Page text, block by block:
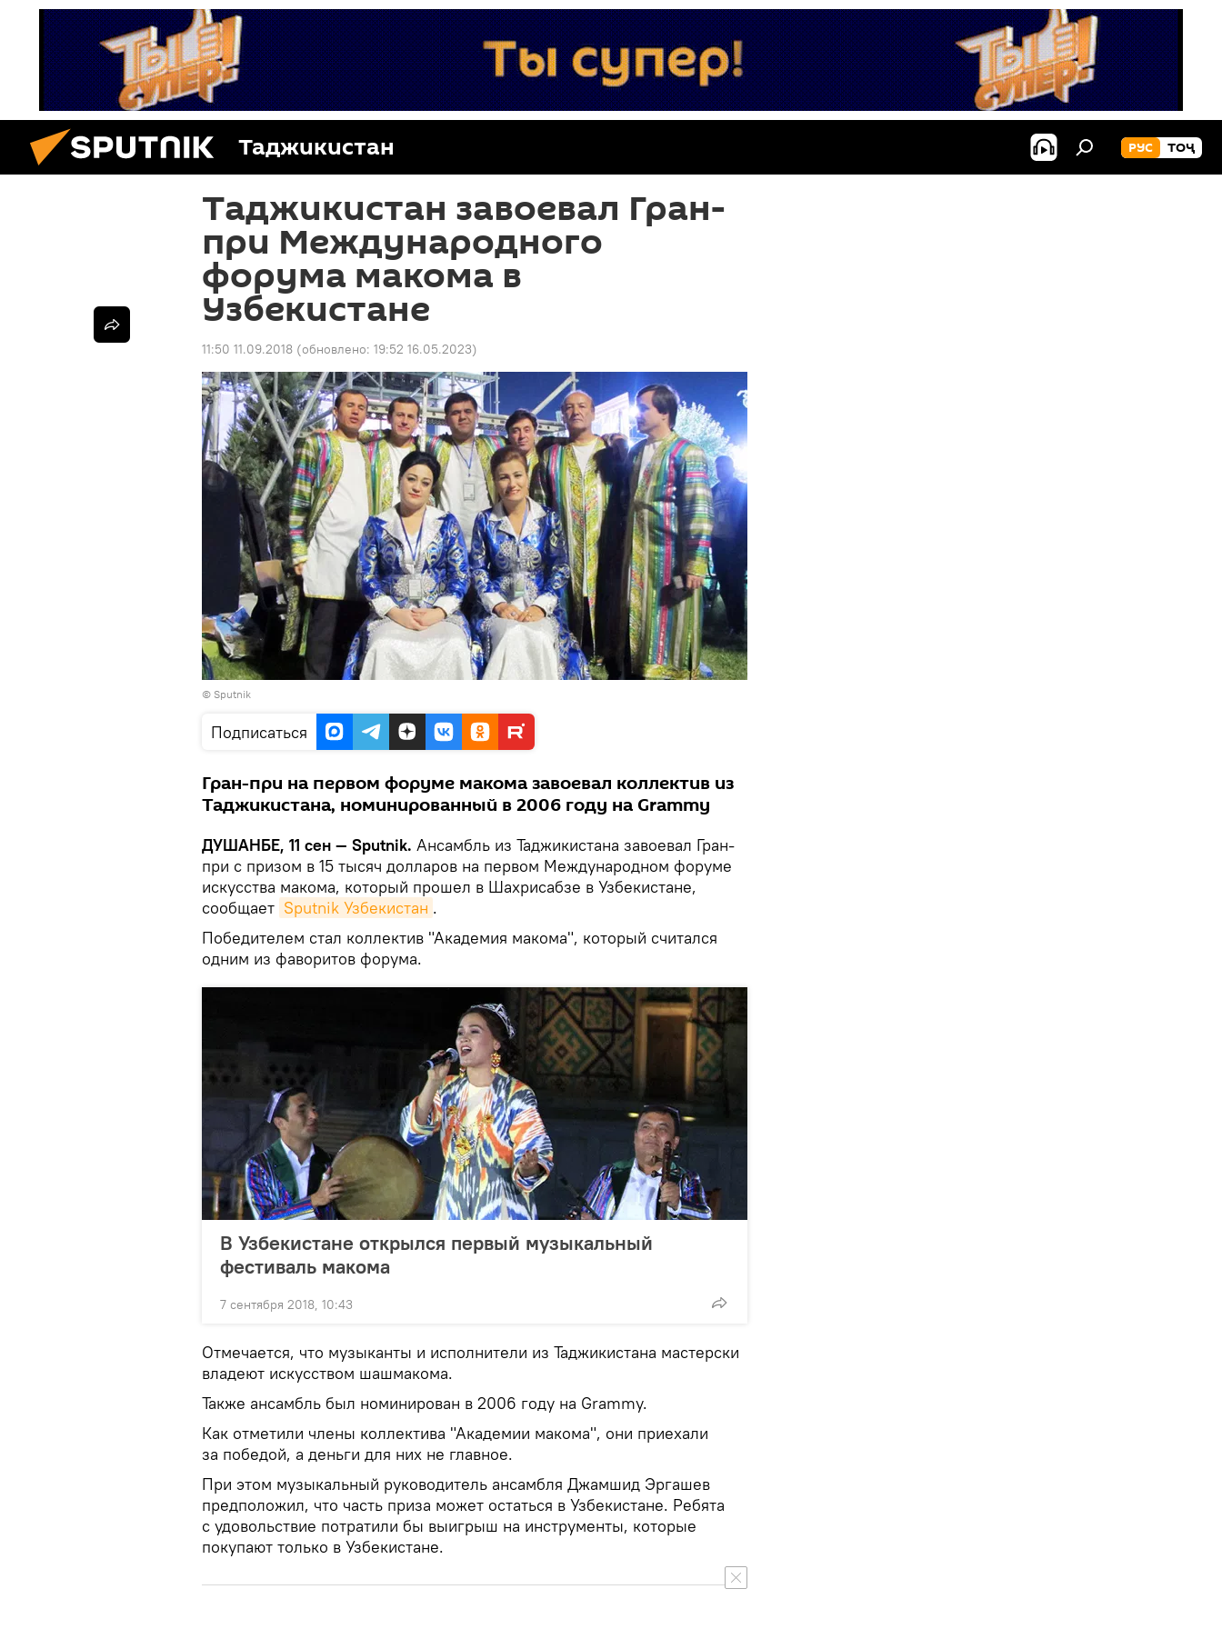
Таджикистан РУС ТОҶ
Таджикистан завоевал Гран-
при Международного
форума макома в
Узбекистане
11:50 11.09.2018 (обновлено: 19:52 16.05.2023)
© Sputnik
Подписаться
Гран-при на первом форуме макома завоевал коллектив из
Таджикистана, номинированный в 2006 году на Grammy
ДУШАНБЕ, 11 сен — Sputnik. Ансамбль из Таджикистана завоевал Гран-
при с призом в 15 тысяч долларов на первом Международном форуме
искусства макома, который прошел в Шахрисабзе в Узбекистане,
сообщает Sputnik Узбекистан .
Победителем стал коллектив "Академия макома", который считался
одним из фаворитов форума.
В Узбекистане открылся первый музыкальный
фестиваль макома
7 сентября 2018, 10:43
Отмечается, что музыканты и исполнители из Таджикистана мастерски
владеют искусством шашмакома.
Также ансамбль был номинирован в 2006 году на Grammy.
Как отметили члены коллектива "Академии макома", они приехали
за победой, а деньги для них не главное.
При этом музыкальный руководитель ансамбля Джамшид Эргашев
предположил, что часть приза может остаться в Узбекистане. Ребята
с удовольствие потратили бы выигрыш на инструменты, которые
покупают только в Узбекистане.